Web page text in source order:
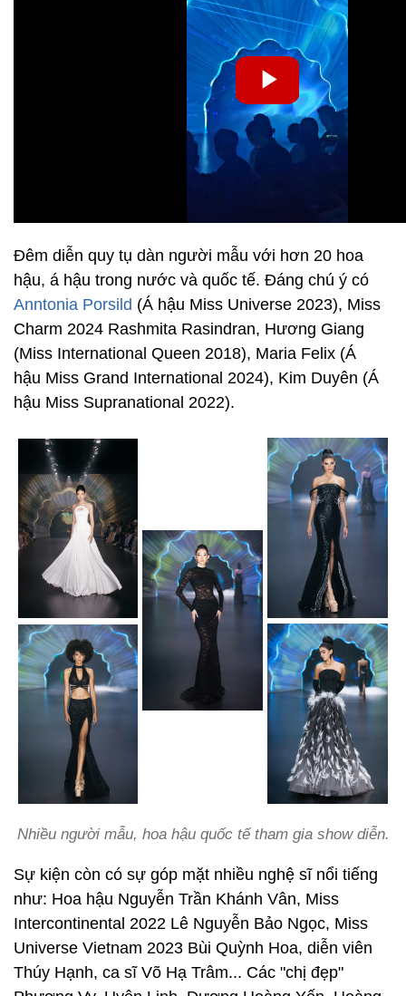
Đêm diễn quy tụ dàn người mẫu với hơn 20 hoa
hậu, á hậu trong nước và quốc tế. Đáng chú ý có
Anntonia Porsild (Á hậu Miss Universe 2023), Miss
Charm 2024 Rashmita Rasindran, Hương Giang
(Miss International Queen 2018), Maria Felix (Á
hậu Miss Grand International 2024), Kim Duyên (Á
hậu Miss Supranational 2022).
Nhiều người mẫu, hoa hậu quốc tế tham gia show diễn.
Sự kiện còn có sự góp mặt nhiều nghệ sĩ nổi tiếng
như: Hoa hậu Nguyễn Trần Khánh Vân, Miss
Intercontinental 2022 Lê Nguyễn Bảo Ngọc, Miss
Universe Vietnam 2023 Bùi Quỳnh Hoa, diễn viên
Thúy Hạnh, ca sĩ Võ Hạ Trâm... Các "chị đẹp"